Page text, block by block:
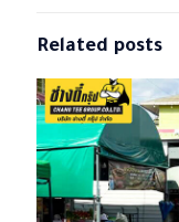
Related posts